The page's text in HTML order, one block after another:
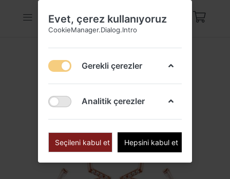
Evet, çerez kullanıyoruz
CookieManager.Dialog.Intro
Gerekli çerezler
Analitik çerezler
Seçileni kabul et Hepsini kabul et